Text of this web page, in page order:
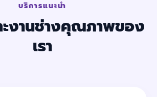
บริการแนะนำ
งานช่างคุณภาพของ
เรา